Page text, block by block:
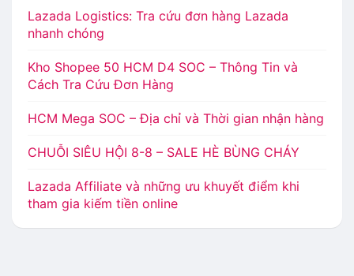
Lazada Logistics: Tra cứu đơn hàng Lazada
nhanh chóng
Kho Shopee 50 HCM D4 SOC – Thông Tin và
Cách Tra Cứu Đơn Hàng
HCM Mega SOC – Địa chỉ và Thời gian nhận hàng
CHUỖI SIÊU HỘI 8-8 – SALE HÈ BÙNG CHÁY
Lazada Affiliate và những ưu khuyết điểm khi
tham gia kiếm tiền online